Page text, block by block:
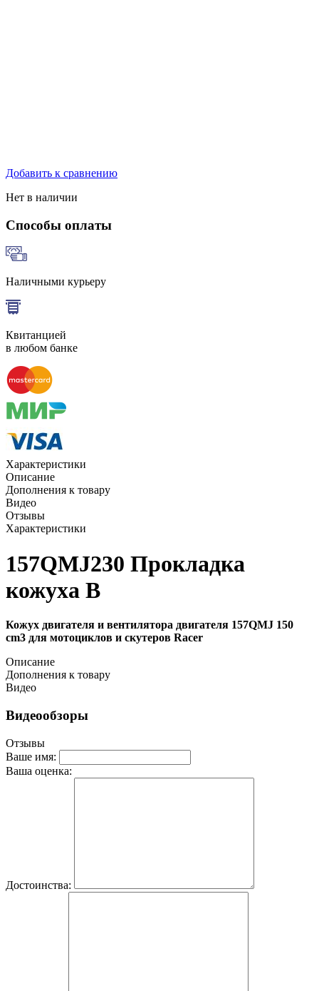
Добавить к сравнению
Нет в наличии
Способы оплаты
Наличными курьеру
Квитанцией
в любом банке
Характеристики
Описание
Дополнения к товару
Видео
Отзывы
Характеристики
157QMJ230 Прокладка
кожуха В
Кожух двигателя и вентилятора двигателя 157QMJ 150
cm3 для мотоциклов и скутеров Racer
Описание
Дополнения к товару
Видео
Видеообзоры
Отзывы
Ваше имя:
Ваша оценка:
Достоинства: